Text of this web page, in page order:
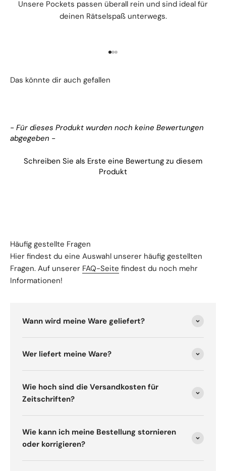
Unsere Pockets passen überall rein und sind ideal für
deinen Rätselspaß unterwegs.
- Für dieses Produkt wurden noch keine Bewertungen
abgegeben -
Schreiben Sie als Erste eine Bewertung zu diesem
Produkt
New content loaded
Häufig gestellte Fragen
Hier findest du eine Auswahl unserer häufig gestellten
Fragen. Auf unserer FAQ-Seite findest du noch mehr
Informationen!
Wann wird meine Ware geliefert?
Wer liefert meine Ware?
Wie hoch sind die Versandkosten für
Zeitschriften?
Wie kann ich meine Bestellung stornieren
oder korrigieren?